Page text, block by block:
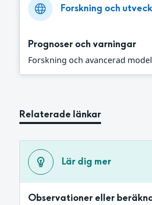
Forskning och
Prognoser och varningar
Forskning och avancerad
Relaterade länkar
Lär dig mer
Observationer eller